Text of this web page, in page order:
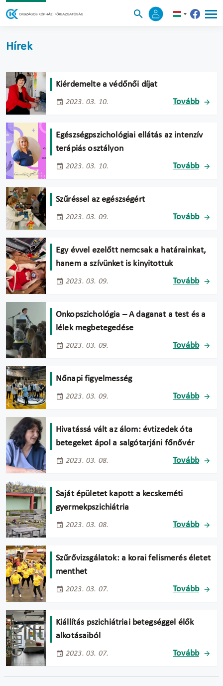
Hírek
Kiérdemelte a védőnői díjat
2023. 03. 10. Tovább
Egészségpszichológiai ellátás az intenzív
terápiás osztályon
2023. 03. 10. Tovább
Szűréssel az egészségért
2023. 03. 09. Tovább
Egy évvel ezelőtt nemcsak a határainkat,
hanem a szívünket is kinyitottuk
2023. 03. 09. Tovább
Onkopszichológia – A daganat a test és a
lélek megbetegedése
2023. 03. 09. Tovább
Nőnapi figyelmesség
2023. 03. 09. Tovább
Hivatássá vált az álom: évtizedek óta
betegeket ápol a salgótarjáni főnővér
2023. 03. 08. Tovább
Saját épületet kapott a kecskeméti
gyermekpszichiátria
2023. 03. 08. Tovább
Szűrővizsgálatok: a korai felismerés életet
menthet
2023. 03. 07. Tovább
Kiállítás pszichiátriai betegséggel élők
alkotásaiból
2023. 03. 07. Tovább